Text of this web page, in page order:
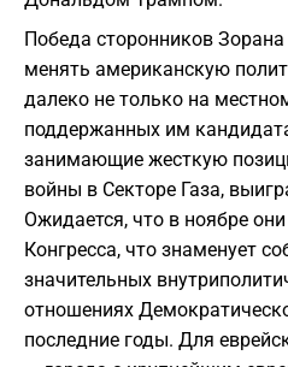
Победа сторонников
менять американскую
далеко не только на
поддержанных им
занимающие жесткую
войны в Секторе Газа,
Ожидается, что в ноябре
Конгресса, что знаменует
значительных
отношениях
последние годы. Для